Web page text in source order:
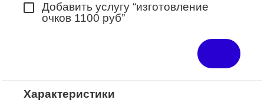
Добавить услугу “изготовление
очков 1100 руб”
Характеристики